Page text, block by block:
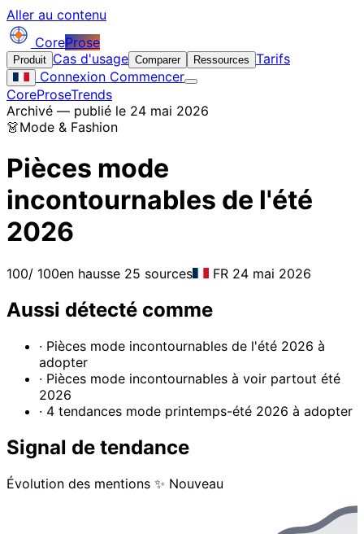
Aller au contenu
CoreProse
Produit Cas d'usage Comparer Ressources Tarifs
Connexion Commencer
CoreProseTrends
Archivé — publié le 24 mai 2026
👗Mode & Fashion
Pièces mode
incontournables de l'été
2026
100/ 100en hausse 25 sources FR 24 mai 2026
Aussi détecté comme
· Pièces mode incontournables de l'été 2026 à
adopter
· Pièces mode incontournables à voir partout été
2026
· 4 tendances mode printemps-été 2026 à adopter
Signal de tendance
Évolution des mentions ✨ Nouveau